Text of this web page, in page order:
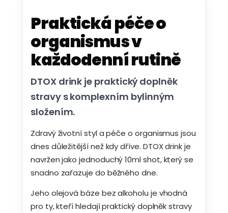
Praktická péče o
organismus v
každodenní rutině
DTOX drink je praktický doplněk
stravy s komplexním bylinným
složením.
Zdravý životní styl a péče o organismus jsou
dnes důležitější než kdy dříve. DTOX drink je
navržen jako jednoduchý 10ml shot, který se
snadno zařazuje do běžného dne.
Jeho olejová báze bez alkoholu je vhodná
pro ty, kteří hledají praktický doplněk stravy